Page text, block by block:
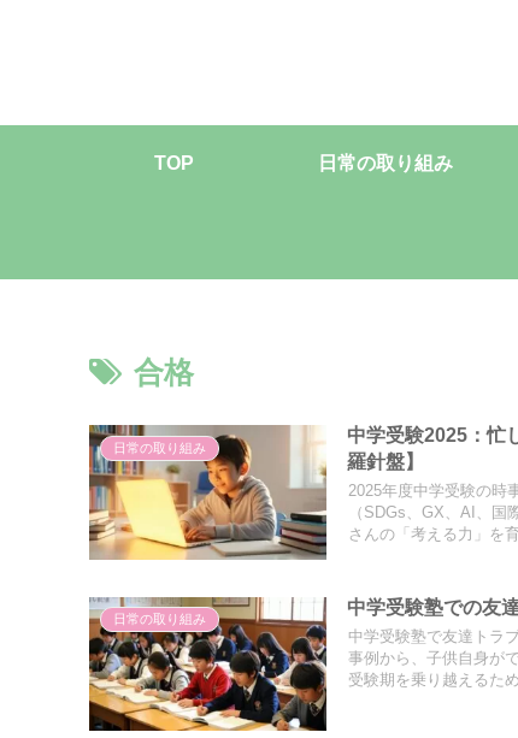
TOP 日常の取り組み
合格
日常の取り組み
中学受験2025：忙
羅針盤】
2025年度中学受験の時
（SDGs、GX、AI、国
さんの「考える力」を
日常の取り組み
中学受験塾での友
中学受験塾で友達トラ
事例から、子供自身が
受験期を乗り越えるた